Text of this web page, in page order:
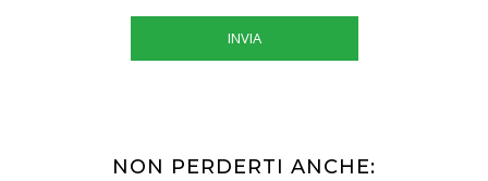
INVIA
NON PERDERTI ANCHE: